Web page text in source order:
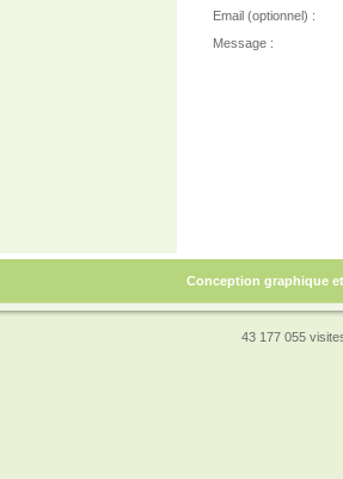
Email (optionnel) :
Message :
Conception graphique
43 177 055